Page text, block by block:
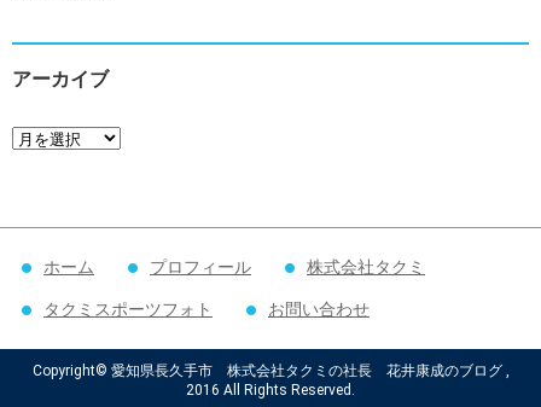
アーカイブ
ア
ブ
ホーム プロフィール 株式会社タクミ
タクミスポーツフォト お問い合わせ
Copyright© 愛知県長久手市 株式会社タクミの社長 花井康成のブログ ,
2016 All Rights Reserved.